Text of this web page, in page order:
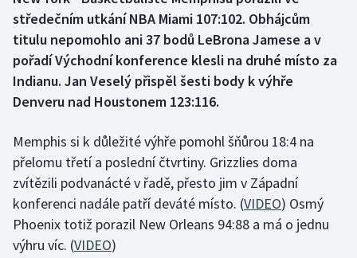
Box
Curling
Dostihy
Florbal
Futsal
Golf
Gymnastika
středečním utkání NBA Miami 107:102. Obhájcům
titulu nepomohlo ani 37 bodů LeBrona Jamese a v
pořadí Východní konference klesli na druhé místo za
Indianu. Jan Veselý přispěl šesti body k výhře
Denveru nad Houstonem 123:116.
Memphis si k důležité výhře pomohl šňůrou 18:4 na
přelomu třetí a poslední čtvrtiny. Grizzlies doma
zvítězili podvanácté v řadě, přesto jim v Západní
konferenci nadále patří deváté místo. (VIDEO) Osmý
Phoenix totiž porazil New Orleans 94:88 a má o jednu
výhru víc. (VIDEO)